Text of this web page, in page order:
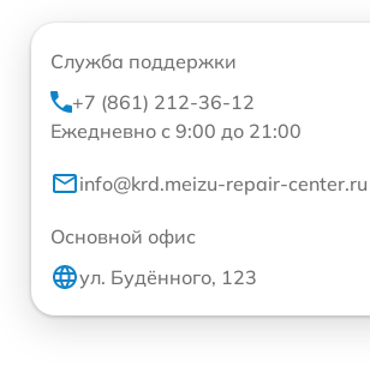
Служба поддержки
+7 (861) 212-36-12
Ежедневно с 9:00 до 21:00
info@krd.meizu-repair-center.ru
Основной офис
ул. Будённого, 123